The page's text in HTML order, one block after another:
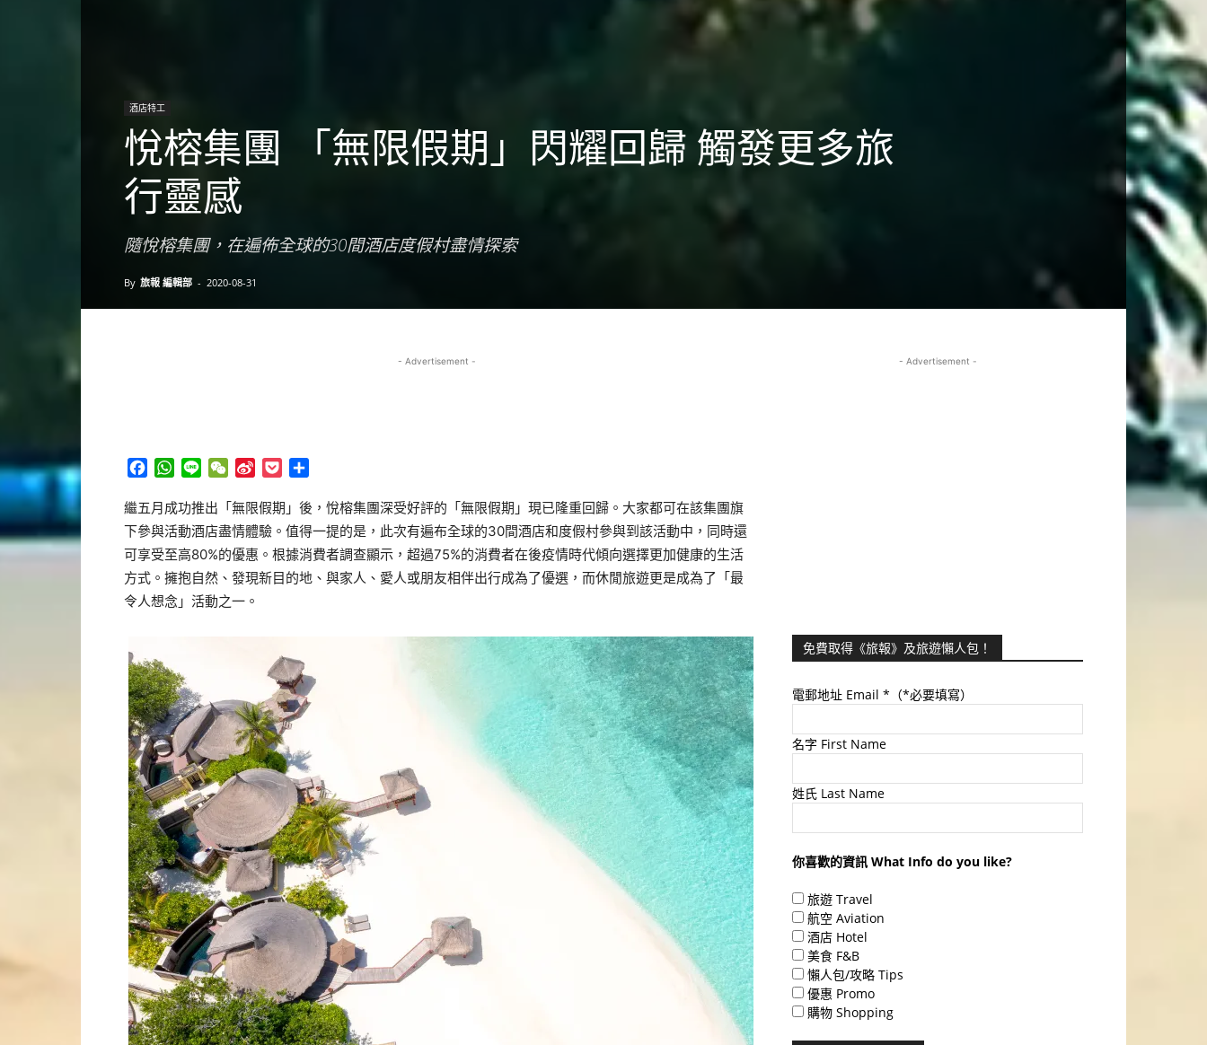
酒店特工
悅榕集團 「無限假期」閃耀回歸 觸發更多旅
行靈感
隨悅榕集團，在遍佈全球的30間酒店度假村盡情探索
By 旅報 編輯部 - 2020-08-31
- Advertisement -
Facebook
WhatsApp
Line WeChat
Sina
Pocket
繼五月成功推出「無限假期」後，悅榕集團深受好評的「無限假期」現已隆重回歸。大家都可在該集團旗
下參與活動酒店盡情體驗。值得一提的是，此次有遍布全球的30間酒店和度假村參與到該活動中，同時還
可享受至高80%的優惠。根據消費者調查顯示，超過75%的消費者在後疫情時代傾向選擇更加健康的生活
方式。擁抱自然、發現新目的地、與家人、愛人或朋友相伴出行成為了優選，而休閒旅遊更是成為了「最
令人想念」活動之一。
- Advertisement -
免費取得《旅報》及旅遊懶人包！
電郵地址 Email *（*必要填寫）
名字 First Name
姓氏 Last Name
你喜歡的資訊 What Info do you like?
旅遊 Travel
航空 Aviation
酒店 Hotel
美食 F&B
懶人包/攻略 Tips
優惠 Promo
購物 Shopping